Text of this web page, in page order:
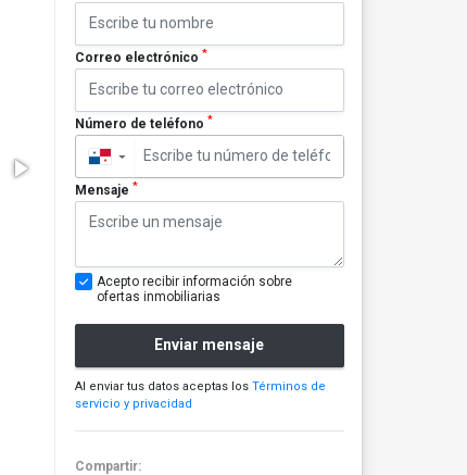
Correo electrónico *
Número de teléfono *
▼
Mensaje *
Acepto recibir información sobre
ofertas inmobiliarias
Enviar mensaje
Al enviar tus datos aceptas los Términos de
servicio y privacidad
Compartir: